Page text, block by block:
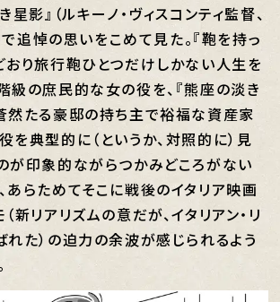
星影』（ルキーノ・ヴィスコンティ監督、
追悼の思いをこめて見た。『鞄を持っ
おり旅行鞄ひとつだけしかない人生を
級の庶民的な女の役を、『熊座の淡き
然たる豪邸の持ち主で裕福な資産家
典型的に（というか、対照的に）見
が印象的ながらつかみどころがない
あらためてそこに戦後のイタリア映画
新リアリズムの意だが、イタリアン・リ
れた）の迫力の余波が感じられるよう